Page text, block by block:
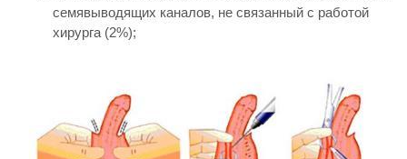
семявыводящих каналов, не связанный с работой
хирурга (2%);